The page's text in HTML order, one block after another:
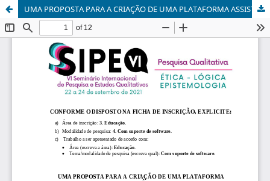
UMA PROPOSTA PARA A CRIAÇÃO DE UMA PLATAFORMA ASSISTIDA PELA INTELIGÊNCIA ARTIFICIAL PARA CONSTRUÇÃO